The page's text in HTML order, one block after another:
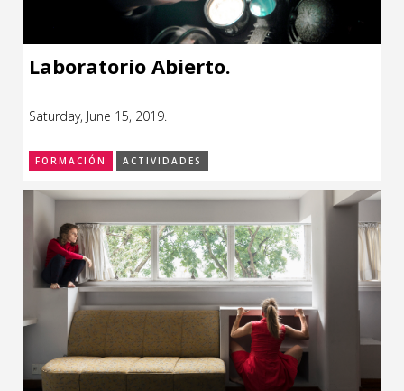
Laboratorio Abierto.
Saturday, June 15, 2019.
FORMACIÓN ACTIVIDADES